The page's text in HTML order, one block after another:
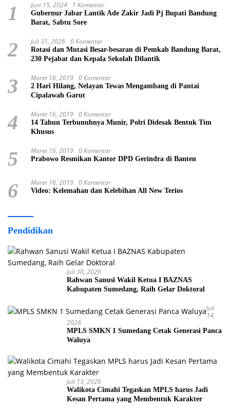
1 Juni 15, 2024 1 Komentar
Gubernur Jabar Lantik Ade Zakir Jadi Pj Bupati Bandung
Barat, Sabtu Sore
2 Juli 31, 2026 0 Komentar
Rotasi dan Mutasi Besar-besaran di Pemkab Bandung Barat,
230 Pejabat dan Kepala Sekolah Dilantik
3 Maret 16, 2019 0 Komentar
2 Hari Hilang, Nelayan Tewas Mengambang di Pantai
Cipalawah Garut
4 Maret 16, 2019 0 Komentar
14 Tahun Terbunuhnya Munir, Polri Didesak Bentuk Tim
Khusus
5 Maret 16, 2019 0 Komentar
Prabowo Resmikan Kantor DPD Gerindra di Banten
6 Maret 16, 2019 0 Komentar
Video: Kelemahan dan Kelebihan All New Terios
Pendidikan
Juli 30, 2026
Rahwan Sanusi Wakil Ketua I BAZNAS
Kabupaten Sumedang, Raih Gelar Doktoral
Juli
14,
2026
MPLS SMKN 1 Sumedang Cetak Generasi Panca
Waluya
Juli 13, 2026
Walikota Cimahi Tegaskan MPLS harus Jadi
Kesan Pertama yang Membentuk Karakter